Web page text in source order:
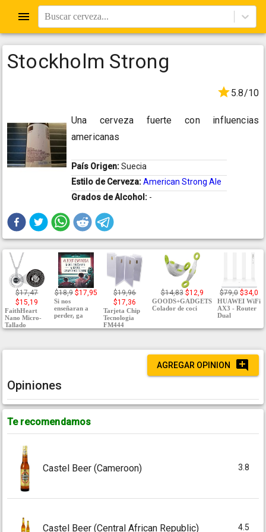
Buscar cerveza...
Stockholm Strong
5.8/10
Una cerveza fuerte con influencias
americanas
País Origen:Suecia
Estilo de Cerveza:American Strong Ale
Grados de Alcohol: -
$17,47
$15,19
FaithHeart
Nano Micro-
Tallado
$18,9 $17,95
Si nos
enseñaran a
perder, ga
$19,96
$17,36
Tarjeta Chip
Tecnologia
FM444
$14,83 $12,9
GOODS+GADGETS
Colador de coci
$79,0 $34,0
HUAWEI WiFi
AX3 - Router
Dual
AGREGAR OPINION
Opiniones
Te recomendamos
Castel Beer (Cameroon) 3.8
Castel Beer (Central African Republic) 4.5